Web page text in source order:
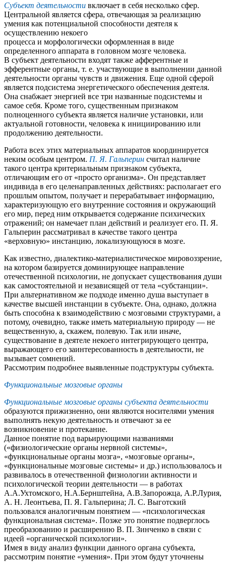
Субъект деятельности включает в себя несколько сфер.
Центральной является сфера, отвечающая за реализацию
умения как потенциальной способности деятеля к
осуществлению некоего
процесса и морфологически оформленная в виде
определенного аппарата в головном мозге человека.
В субъект деятельности входят также афферентные и
эфферентные органы, т. е. участвующие в выполнении данной
деятельности органы чувств и движения. Еще одной сферой
является подсистема энергетического обеспечения деятеля.
Она снабжает энергией все три названные подсистемы и
самое себя. Кроме того, существенным признаком
полноценного субъекта является наличие установки, или
актуальной готовности, человека к инициированию или
продолжению деятельности.
Работа всех этих материальных аппаратов координируется
неким особым центром. П. Я. Гальперин считал наличие
такого центра критериальным признаком субъекта,
отличающим его от «просто организма». Он представляет
индивида в его целенаправленных действиях: располагает его
прошлым опытом, получает и перерабатывает информацию,
характеризующую его внутренние состояния и окружающий
его мир, перед ним открывается содержание психических
отражений; он намечает план действий и реализует его. П. Я.
Гальперин рассматривал в качестве такого центра
«верховную» инстанцию, локализующуюся в мозге.
Как известно, диалектико-материалистическое мировоззрение,
на котором базируется доминирующее направление
отечественной психологии, не допускает существования души
как самостоятельной и независящей от тела «субстанции».
При альтернативном же подходе именно душа выступает в
качестве высшей инстанции в субъекте. Она, однако, должна
быть способна к взаимодействию с мозговыми структурами, а
потому, очевидно, также иметь материальную природу — не
вещественную, а, скажем, полевую. Так или иначе,
существование в деятеле некоего интегрирующего центра,
выражающего его заинтересованность в деятельности, не
вызывает сомнений.
Рассмотрим подробнее выявленные подструктуры субъекта.
Функциональные мозговые органы
Функциональные мозговые органы субъекта деятельности
образуются прижизненно, они являются носителями умения
выполнять некую деятельность и отвечают за ее
возникновение и протекание.
Данное понятие под варьирующими названиями
(«физиологические органы нервной системы»,
«функциональные органы мозга», «мозговые органы»,
«функциональные мозговые системы» и др.) использовалось и
развивалось в отечественной физиологии активности и
психологической теории деятельности — в работах
А.А.Ухтомского, H.A.Бернштейна, А.В.Запорожца, А.Р.Лурия,
А. Н. Леонтьева, П. Я. Гальперина; Л. С. Выготский
пользовался аналогичным понятием — «психологическая
функциональная система». Позже это понятие подверглось
преобразованию и расширению В. П. Зинченко в связи с
идеей «органической психологии».
Имея в виду анализ функции данного органа субъекта,
рассмотрим понятие «умения». При этом будут уточнены